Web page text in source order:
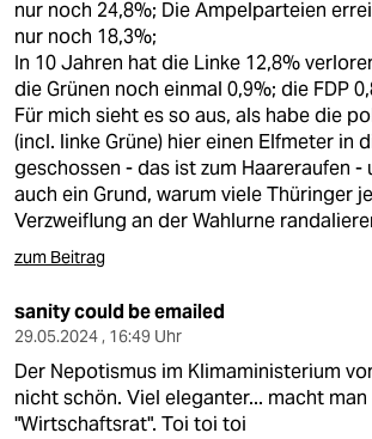
nur noch 24,8%; Die Ampelparteien
nur noch 18,3%;
In 10 Jahren hat die Linke 12,8%
die Grünen noch einmal 0,9%; die FDP
Für mich sieht es so aus, als habe die
(incl. linke Grüne) hier einen Elfmeter in
geschossen - das ist zum Haareraufen
auch ein Grund, warum viele Thüringer
Verzweiflung an der Wahlurne
zum Beitrag
sanity could be emailed
29.05.2024 , 16:49 Uhr
Der Nepotismus im Klimaministerium
nicht schön. Viel eleganter... macht
"Wirtschaftsrat". Toi toi toi